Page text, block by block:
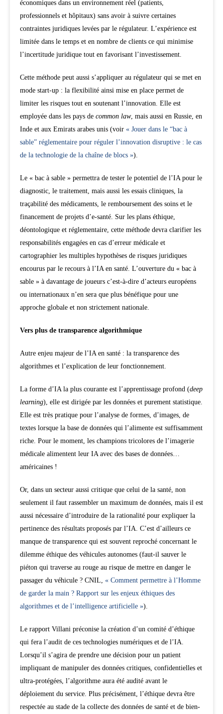
économiques dans un environnement réel (patients,
professionnels et hôpitaux) sans avoir à suivre certaines
contraintes juridiques levées par le régulateur. L’expérience est
limitée dans le temps et en nombre de clients ce qui minimise
l’incertitude juridique tout en favorisant l’investissement.
Cette méthode peut aussi s’appliquer au régulateur qui se met en
mode start-up : la flexibilité ainsi mise en place permet de
limiter les risques tout en soutenant l’innovation. Elle est
employée dans les pays de common law, mais aussi en Russie, en
Inde et aux Emirats arabes unis (voir « Jouer dans le “bac à
sable” réglementaire pour réguler l’innovation disruptive : le cas
de la technologie de la chaîne de blocs »).
Le « bac à sable » permettra de tester le potentiel de l’IA pour le
diagnostic, le traitement, mais aussi les essais cliniques, la
traçabilité des médicaments, le remboursement des soins et le
financement de projets d’e-santé. Sur les plans éthique,
déontologique et réglementaire, cette méthode devra clarifier les
responsabilités engagées en cas d’erreur médicale et
cartographier les multiples hypothèses de risques juridiques
encourus par le recours à l’IA en santé. L’ouverture du « bac à
sable » à davantage de joueurs c’est-à-dire d’acteurs européens
ou internationaux n’en sera que plus bénéfique pour une
approche globale et non strictement nationale.
Vers plus de transparence algorithmique
Autre enjeu majeur de l’IA en santé : la transparence des
algorithmes et l’explication de leur fonctionnement.
La forme d’IA la plus courante est l’apprentissage profond (deep
learning), elle est dirigée par les données et purement statistique.
Elle est très pratique pour l’analyse de formes, d’images, de
textes lorsque la base de données qui l’alimente est suffisamment
riche. Pour le moment, les champions tricolores de l’imagerie
médicale alimentent leur IA avec des bases de données…
américaines !
Or, dans un secteur aussi critique que celui de la santé, non
seulement il faut rassembler un maximum de données, mais il est
aussi nécessaire d’introduire de la rationalité pour expliquer la
pertinence des résultats proposés par l’IA. C’est d’ailleurs ce
manque de transparence qui est souvent reproché concernant le
dilemme éthique des véhicules autonomes (faut-il sauver le
piéton qui traverse au rouge au risque de mettre en danger le
passager du véhicule ? CNIL, « Comment permettre à l’Homme
de garder la main ? Rapport sur les enjeux éthiques des
algorithmes et de l’intelligence artificielle »).
Le rapport Villani préconise la création d’un comité d’éthique
qui fera l’audit de ces technologies numériques et de l’IA.
Lorsqu’il s’agira de prendre une décision pour un patient
impliquant de manipuler des données critiques, confidentielles et
ultra-protégées, l’algorithme aura été audité avant le
déploiement du service. Plus précisément, l’éthique devra être
respectée au stade de la collecte des données de santé et de bien-